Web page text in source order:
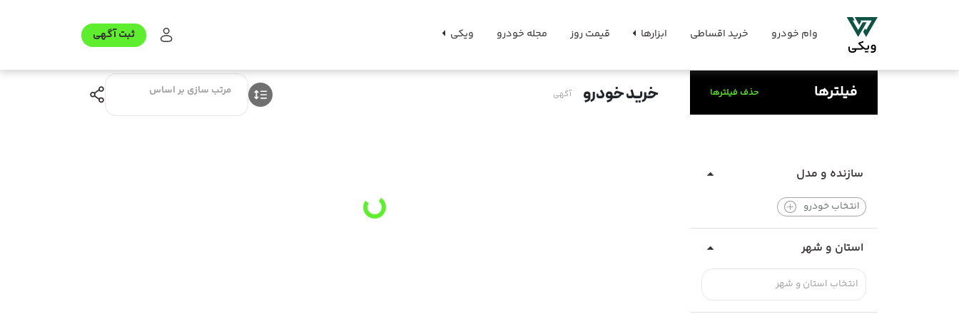
وام خودرو خرید اقساطی ابزارها قیمت روز مجله خودرو ویکی ثبت آگهی
فیلترها حذف فیلترها
سازنده و مدل
انتخاب خودرو
استان و شهر
انتخاب استان و شهر
خرید خودرو آگهی مرتب سازی بر اساس
g
.